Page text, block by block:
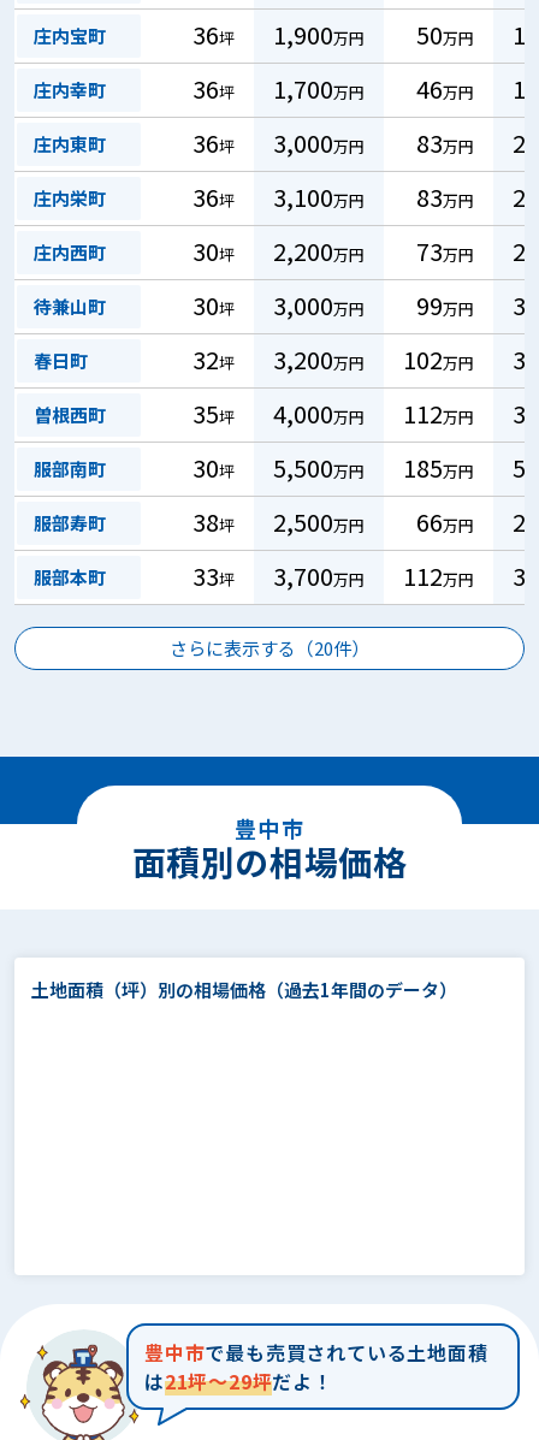
庄内宝町 36坪 1,900万円 50万円 15
庄内幸町 36坪 1,700万円 46万円 14
庄内東町 36坪 3,000万円 83万円 25
庄内栄町 36坪 3,100万円 83万円 25
庄内西町 30坪 2,200万円 73万円 22
待兼山町 30坪 3,000万円 99万円 30
春日町 32坪 3,200万円 102万円 31
曽根西町 35坪 4,000万円 112万円 34
服部南町 30坪 5,500万円 185万円 56
服部寿町 38坪 2,500万円 66万円 20
服部本町 33坪 3,700万円 112万円 34
さらに表示する（20件）
豊中市
面積別の相場価格
土地面積（坪）別の相場価格 （過去1年間のデータ）
豊中市で最も売買されている土地面積
は21坪～29坪だよ！